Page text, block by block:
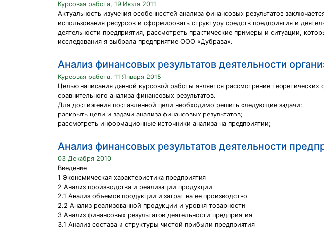
Курсовая работа, 19 Июля 2011
Актуальность изучения особенностей анализа финансовых результатов
использования ресурсов и сформировать структуру средств предприятия и
деятельности предприятия, рассмотреть практические примеры и ситуации,
исследования я выбрала предприятие ООО «Дубрава».
Анализ финансовых результатов деятельности
Курсовая работа, 11 Января 2015
Целью написания данной курсовой работы является рассмотрение
сравнительного анализа финансовых результатов.
Для достижения поставленной цели необходимо решить следующие задачи:
раскрыть цели и задачи анализа финансовых результатов;
рассмотреть информационные источники анализа на предприятии;
Анализ финансовых результатов деятельности
03 Декабря 2010
Введение
1 Экономическая характеристика предприятия
2 Анализ производства и реализации продукции
2.1 Анализ объемов продукции и затрат на ее производство
2.2 Анализ реализованной продукции и уровня товарности
3 Анализ финансовых результатов деятельности предприятия
3.1 Анализ состава и структуры чистой прибыли предприятия